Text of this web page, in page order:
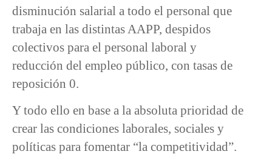
disminución salarial a todo el personal que
trabaja en las distintas AAPP, despidos
colectivos para el personal laboral y
reducción del empleo público, con tasas de
reposición 0.
Y todo ello en base a la absoluta prioridad de
crear las condiciones laborales, sociales y
políticas para fomentar “la competitividad”.